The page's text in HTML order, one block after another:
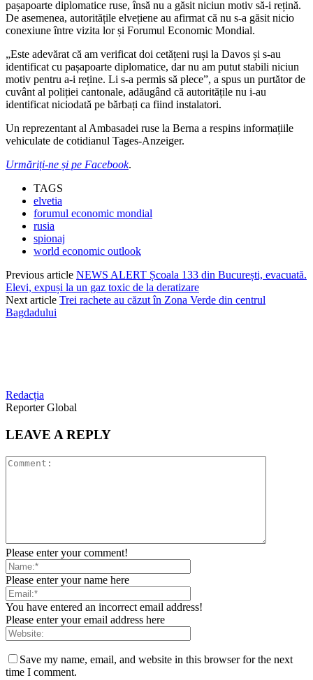
pașapoarte diplomatice ruse, însă nu a găsit niciun motiv să-i rețină.
De asemenea, autoritățile elvețiene au afirmat că nu s-a găsit nicio
conexiune între vizita lor și Forumul Economic Mondial.
„Este adevărat că am verificat doi cetățeni ruși la Davos și s-au
identificat cu pașapoarte diplomatice, dar nu am putut stabili niciun
motiv pentru a-i reține. Li s-a permis să plece”, a spus un purtător de
cuvânt al poliției cantonale, adăugând că autoritățile nu i-au
identificat niciodată pe bărbați ca fiind instalatori.
Un reprezentant al Ambasadei ruse la Berna a respins informațiile
vehiculate de cotidianul Tages-Anzeiger.
Urmăriți-ne și pe Facebook.
TAGS
elvetia
forumul economic mondial
rusia
spionaj
world economic outlook
Previous article NEWS ALERT Școala 133 din București, evacuată.
Elevi, expuși la un gaz toxic de la deratizare
Next article Trei rachete au căzut în Zona Verde din centrul
Bagdadului
Redacția
Reporter Global
LEAVE A REPLY
Please enter your comment!
Please enter your name here
You have entered an incorrect email address!
Please enter your email address here
Save my name, email, and website in this browser for the next
time I comment.